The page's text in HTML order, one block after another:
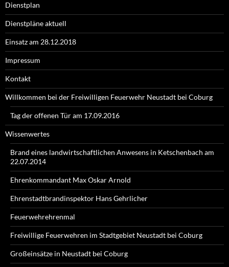
Dienstplan
Dienstpläne aktuell
Einsatz am 28.12.2018
Impressum
Kontakt
Willkommen bei der Freiwilligen Feuerwehr Neustadt bei Coburg
Tag der offenen Tür am 17.09.2016
Wissenwertes
Brand eines landwirtschaftlichen Anwesens in Ketschenbach am
22.07.2014
Ehrenkommandant Max Oskar Arnold
Ehrenstadtbrandinspektor Hans Gehrlicher
Feuerwehrehrenmal
Freiwillige Feuerwehren im Stadtgebiet Neustadt bei Coburg
Großeinsätze in Neustadt bei Coburg